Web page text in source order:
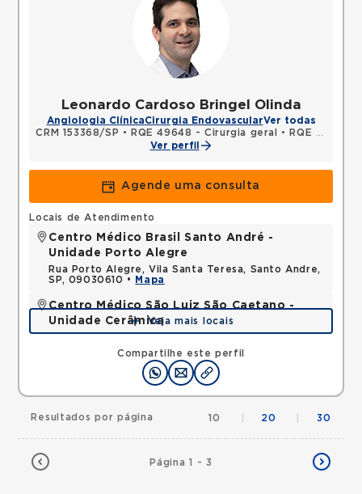
Leonardo Cardoso Bringel Olinda
Angiologia ClínicaCirurgia EndovascularVer todas
CRM 153368/SP • RQE 49648 - Cirurgia geral •
RQE 106987 - Cirurgia vascular
Ver perfil
Agende uma consulta
Compartilhe este perfil
Locais de Atendimento
Centro Médico Brasil Santo André -
Unidade Porto Alegre
Rua Porto Alegre, Vila Santa Teresa, Santo Andre,
SP, 09030610 •
Mapa
Centro Médico São Luiz São Caetano -
Unidade Cerâmica
Alameda Caulim, Ceramica, Sao Caetano do Sul,
SP, 09531195 •
Veja mais locais
Página 1 - 3
Resultados por página 10 20 30